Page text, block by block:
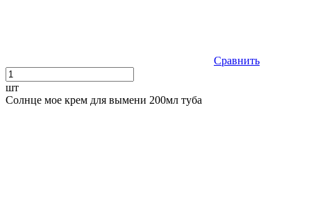
Сравнить
шт
Солнце мое крем для вымени 200мл туба